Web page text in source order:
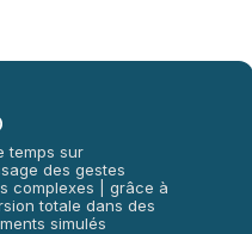
temps sur
des gestes
complexes | grâce à
totale dans des
simulés